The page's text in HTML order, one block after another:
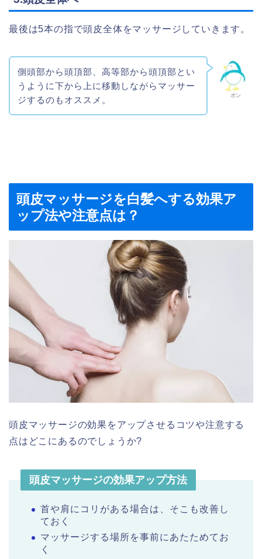
最後は5本の指で頭皮全体をマッサージしていきます。
ポン
側頭部から頭頂部、高等部から頭頂部とい
うように下から上に移動しながらマッサー
ジするのもオススメ。
頭皮マッサージを白髪へする効果ア
ップ法や注意点は？
頭皮マッサージの効果をアップさせるコツや注意する
点はどこにあるのでしょうか?
頭皮マッサージの効果アップ方法
首や肩にコリがある場合は、そこも改善し
ておく
マッサージする場所を事前にあたためてお
く